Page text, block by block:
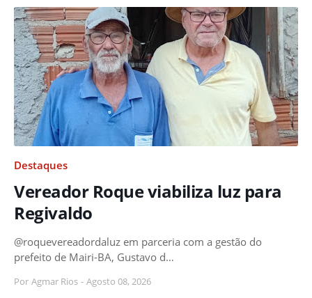
Destaques
Vereador Roque viabiliza luz para
Regivaldo
@roquevereadordaluz em parceria com a gestão do
prefeito de Mairi-BA, Gustavo d…
Por Agmar Rios - Agosto 08, 2026